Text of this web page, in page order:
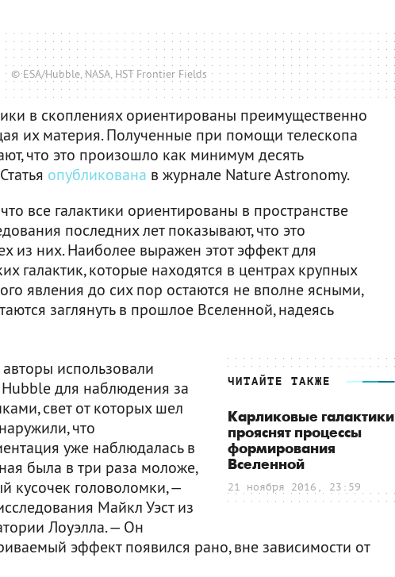
© ESA/Hubble, NASA, HST Frontier Fields
в скоплениях ориентированы преимущественно
их материя. Полученные при помощи телескопа
что это произошло как минимум десять
опубликована в журнале Nature Astronomy.
все галактики ориентированы в пространстве
последних лет показывают, что это
из них. Наиболее выражен этот эффект для
галактик, которые находятся в центрах крупных
явления до сих пор остаются не вполне ясными,
заглянуть в прошлое Вселенной, надеясь
ЧИТАЙТЕ ТАКЖЕ
Карликовые галактики
прояснят процессы
формирования
Вселенной
21 ноября 2016, 23:59
использовали
для наблюдения за
свет от которых шел
что
уже наблюдалась в
была в три раза моложе,
кусочек головоломки, —
Майкл Уэст из
Лоуэлла. — Он
эффект появился рано, вне зависимости от